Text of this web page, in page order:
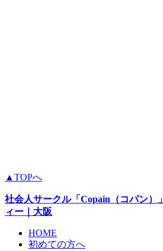
▲TOPへ
社会人サークル「Copain（コパン）」
ィー ｜大阪
HOME
初めての方へ